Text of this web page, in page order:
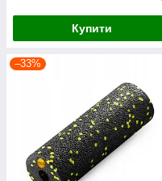
Купити
–33%